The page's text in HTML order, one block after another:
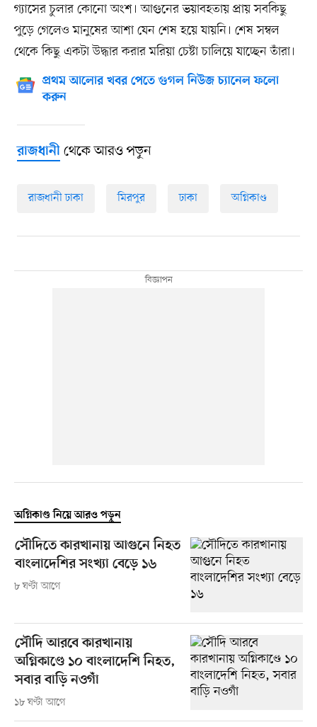
গ্যাসের চুলার কোনো অংশ। আগুনের ভয়াবহতায় প্রায় সবকিছু
পুড়ে গেলেও মানুষের আশা যেন শেষ হয়ে যায়নি। শেষ সম্বল
থেকে কিছু একটা উদ্ধার করার মরিয়া চেষ্টা চালিয়ে যাচ্ছেন তাঁরা।
প্রথম আলোর খবর পেতে গুগল নিউজ চ্যানেল ফলো
করুন
রাজধানীথেকে আরও পড়ুন
রাজধানী ঢাকা মিরপুর ঢাকা অগ্নিকাণ্ড
অগ্নিকাণ্ড নিয়ে আরও পড়ুন
সৌদিতে কারখানায় আগুনে নিহত
বাংলাদেশির সংখ্যা বেড়ে ১৬
৮ ঘণ্টা আগে
সৌদি আরবে কারখানায়
অগ্নিকাণ্ডে ১০ বাংলাদেশি নিহত,
সবার বাড়ি নওগাঁ
১৮ ঘণ্টা আগে